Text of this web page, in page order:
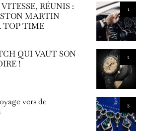
1
RÉUNIS :
MARTIN
TOP TIME
2
QUI VAUT SON
!
3
vers de